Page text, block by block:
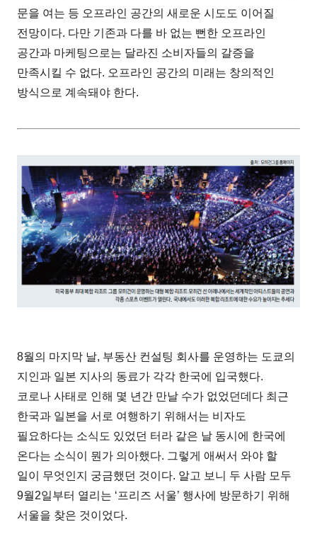
문을 여는 등 오프라인 공간의 새로운 시도도 이어질
전망이다. 다만 기존과 다를 바 없는 뻔한 오프라인
공간과 마케팅으로는 달라진 소비자들의 갈증을
만족시킬 수 없다. 오프라인 공간의 미래는 창의적인
방식으로 계속돼야 한다.
8월의 마지막 날, 부동산 컨설팅 회사를 운영하는 도쿄의
지인과 일본 지사의 동료가 각각 한국에 입국했다.
코로나 사태로 인해 몇 년간 만날 수가 없었던데다 최근
한국과 일본을 서로 여행하기 위해서는 비자도
필요하다는 소식도 있었던 터라 같은 날 동시에 한국에
온다는 소식이 뭔가 의아했다. 그렇게 애써서 와야 할
일이 무엇인지 궁금했던 것이다. 알고 보니 두 사람 모두
9월2일부터 열리는 ‘프리즈 서울’ 행사에 방문하기 위해
서울을 찾은 것이었다.